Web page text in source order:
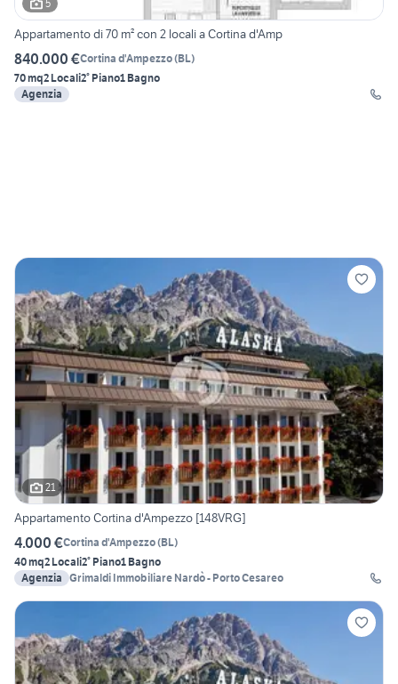
5
Appartamento di 70 m² con 2 locali a Cortina d'Amp
840.000 €Cortina d'Ampezzo(BL)
70 mq2 Locali2° Piano1 Bagno
Agenzia
21
Appartamento Cortina d'Ampezzo [148VRG]
4.000 €Cortina d'Ampezzo(BL)
40 mq2 Locali2° Piano1 Bagno
Agenzia Grimaldi Immobiliare Nardò - Porto Cesareo